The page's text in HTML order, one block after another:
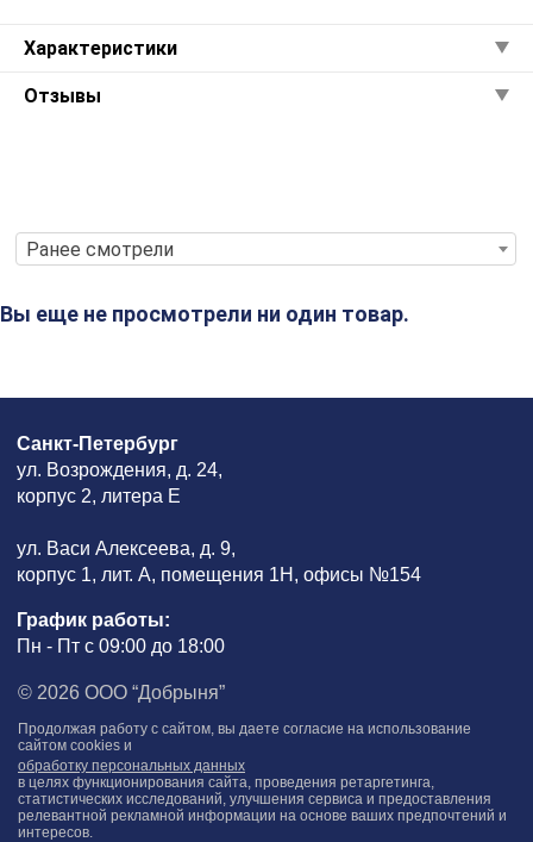
Характеристики
Отзывы
Ранее смотрели
Вы еще не просмотрели ни один товар.
Санкт-Петербург
ул. Возрождения, д. 24,
корпус 2, литера Е
ул. Васи Алексеева, д. 9,
корпус 1, лит. А, помещения 1H, офисы №154
График работы:
Пн - Пт с 09:00 до 18:00
© 2026 ООО “Добрыня”
Продолжая работу с сайтом, вы даете согласие на использование
сайтом cookies и
обработку персональных данных
в целях функционирования сайта, проведения ретаргетинга,
статистических исследований, улучшения сервиса и предоставления
релевантной рекламной информации на основе ваших предпочтений и
интересов.